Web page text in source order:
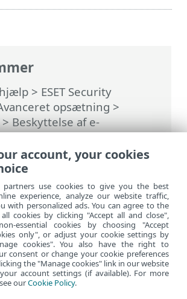
> ESET Security
opsætning >
>Beskyttelse af e-
>Beskyttelse af postkasse>
> Værktøjslinje i Microsoft
account, your cookies
use cookies to give you the best
experience, analyze our website traffic,
with personalized ads. You can agree to the
cookies by clicking "Accept all and close",
essential cookies by choosing "Accept
only", or adjust your cookie settings by
cookies". You also have the right to
consent or change your cookie preferences
the "Manage cookies" link in our website
account settings (if available). For more
ourCookie Policy.